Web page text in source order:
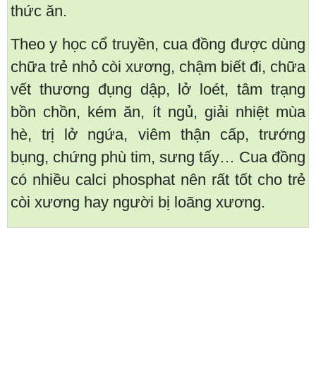
thức ăn.
Theo y học cổ truyền, cua đồng được dùng
chữa trẻ nhỏ còi xương, chậm biết đi, chữa
vết thương đụng dập, lở loét, tâm trạng
bồn chồn, kém ăn, ít ngủ, giải nhiệt mùa
hè, trị lở ngứa, viêm thận cấp, trướng
bụng, chứng phù tim, sưng tấy… Cua đồng
có nhiều calci phosphat nên rất tốt cho trẻ
còi xương hay người bị loãng xương.